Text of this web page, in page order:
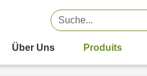
Über Uns Produits